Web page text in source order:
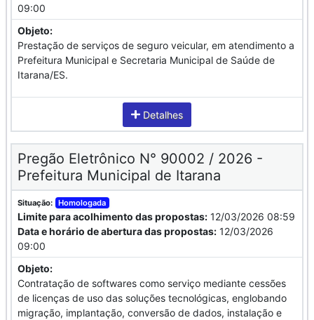
09:00
Objeto:
Prestação de serviços de seguro veicular, em atendimento a
Prefeitura Municipal e Secretaria Municipal de Saúde de
Itarana/ES.
Detalhes
Pregão Eletrônico N° 90002 / 2026 -
Prefeitura Municipal de Itarana
Situação: Homologada
Limite para acolhimento das propostas: 12/03/2026 08:59
Data e horário de abertura das propostas: 12/03/2026
09:00
Objeto:
Contratação de softwares como serviço mediante cessões
de licenças de uso das soluções tecnológicas, englobando
migração, implantação, conversão de dados, instalação e